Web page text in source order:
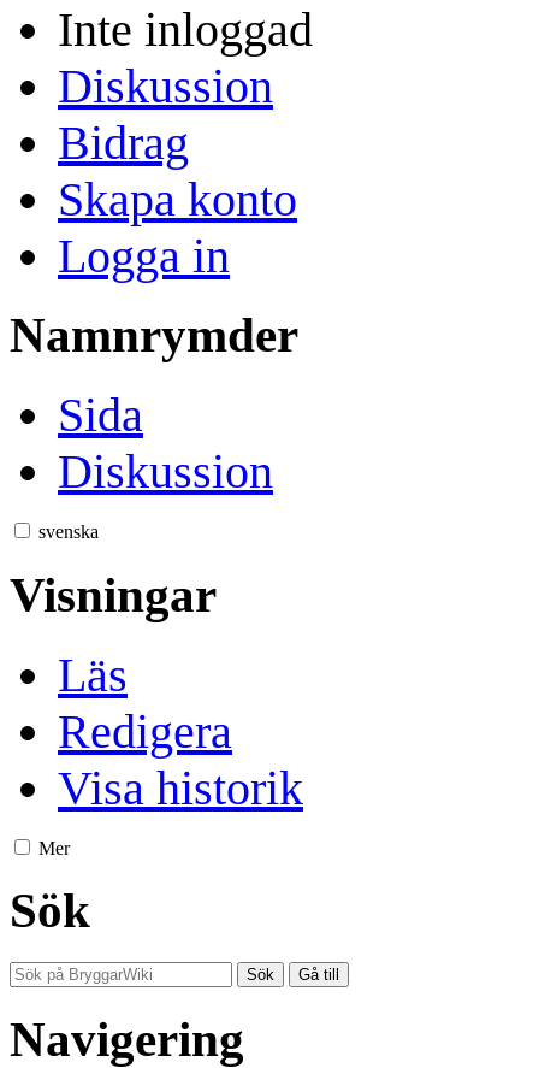
Inte inloggad
Diskussion
Bidrag
Skapa konto
Logga in
Namnrymder
Sida
Diskussion
svenska
Visningar
Läs
Redigera
Visa historik
Mer
Sök
Navigering